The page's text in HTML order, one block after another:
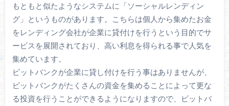
もともと似たようなシステムに「ソーシャルレンディン
グ」というものがあります。こちらは個人から集めたお金
をレンディング会社が企業に貸付けを行うという目的でサ
ービスを展開されており、高い利息を得られる事で人気を
集めています。
ビットバンクが企業に貸し付けを行う事はありませんが、
ビットバンクがたくさんの資金を集めることによって更な
る投資を行うことができるようになりますので、ビットバ